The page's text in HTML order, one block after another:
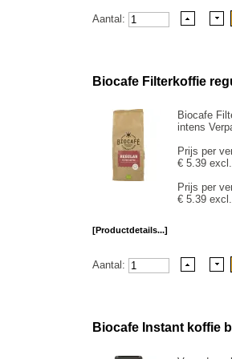
Aantal:
Biocafe Filterkoffie
Biocafe
intens
Prijs per
€ 5.39
Prijs per
€ 5.39
[Productdetails...]
Aantal:
Biocafe Instant koffie